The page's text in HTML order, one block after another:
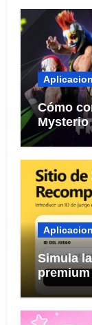
Cómo
Mysterio
del
Simula